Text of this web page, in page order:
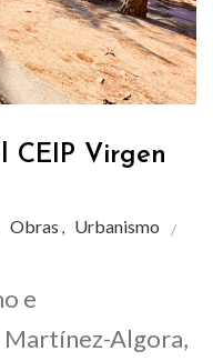
CEIP Virgen
Obras , Urbanismo
e
Algora,